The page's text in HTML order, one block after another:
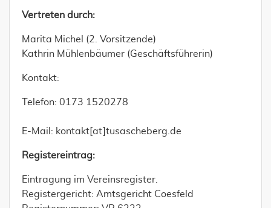
Vertreten durch:
Marita Michel (2. Vorsitzende)
Kathrin Mühlenbäumer (Geschäftsführerin)
Kontakt:
Telefon: 0173 1520278
E-Mail: kontakt[at]tusascheberg.de
Registereintrag:
Eintragung im Vereinsregister.
Registergericht: Amtsgericht Coesfeld